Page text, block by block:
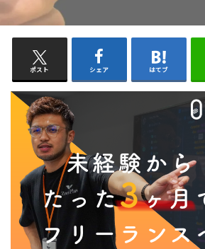
ポスト シェア はてブ